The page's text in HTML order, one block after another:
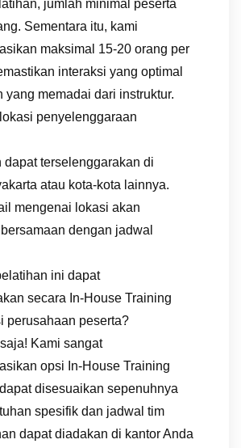
jumlah minimal peserta
Sementara itu, kami
maksimal 15-20 orang per
interaksi yang optimal
yang memadai dari instruktur.
penyelenggaraan
dapat terselenggarakan di
atau kota-kota lainnya.
mengenai lokasi akan
dengan jadwal
ini dapat
secara In-House Training
perusahaan peserta?
Kami sangat
opsi In-House Training
disesuaikan sepenuhnya
spesifik dan jadwal tim
dapat diadakan di kantor Anda